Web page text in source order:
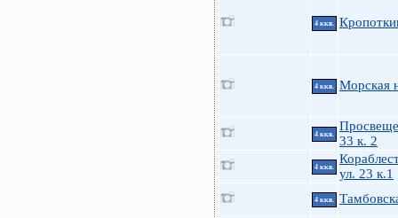
4 ккв.
4 ккв. Морская
4 ккв.
33 к. 2
4 ккв.
ул. 23 к.1
4 ккв.